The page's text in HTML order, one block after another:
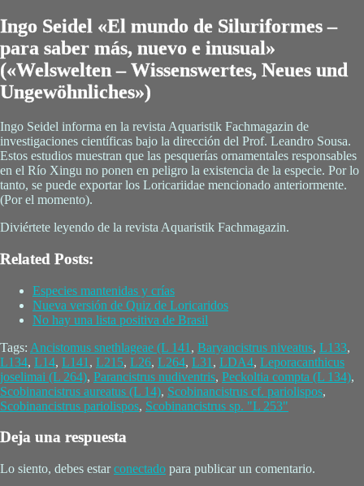
Ingo Seidel «El mundo de Siluriformes –
para saber más, nuevo e inusual»
(«Welswelten – Wissenswertes, Neues und
Ungewöhnliches»)
Ingo Seidel informa en la revista Aquaristik Fachmagazin de
investigaciones científicas bajo la dirección del Prof. Leandro Sousa.
Estos estudios muestran que las pesquerías ornamentales responsables
en el Río Xingu no ponen en peligro la existencia de la especie. Por lo
tanto, se puede exportar los Loricariidae mencionado anteriormente.
(Por el momento).
Diviértete leyendo de la revista Aquaristik Fachmagazin.
Related Posts:
Especies mantenidas y crías
Nueva versión de Quiz de Loricaridos
No hay una lista positiva de Brasil
Tags: Ancistomus snethlageae (L 141 , Baryancistrus niveatus, L133,
L134, L14, L141 , L215, L26, L264, L31 , LDA4, Leporacanthicus
joselimai (L 264), Parancistrus nudiventris, Peckoltia compta (L 134),
Scobinancistrus aureatus (L 14), Scobinancistrus cf. pariolispos,
Scobinancistrus pariolispos, Scobinancistrus sp. "L 253"
Deja una respuesta
Lo siento, debes estarconectado para publicar un comentario.